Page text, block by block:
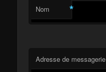
Nom *
Adresse de messagerie